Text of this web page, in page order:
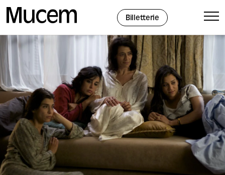
Billetterie